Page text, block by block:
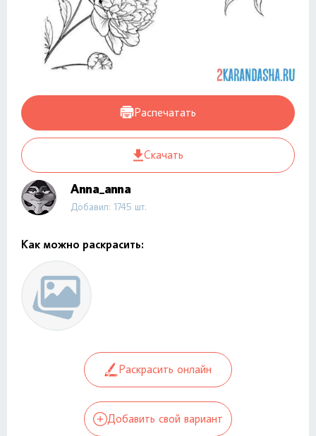
Распечатать
Скачать
Anna_anna
Добавил: 1745 шт.
Как можно раскрасить:
Раскрасить онлайн
Добавить свой вариант